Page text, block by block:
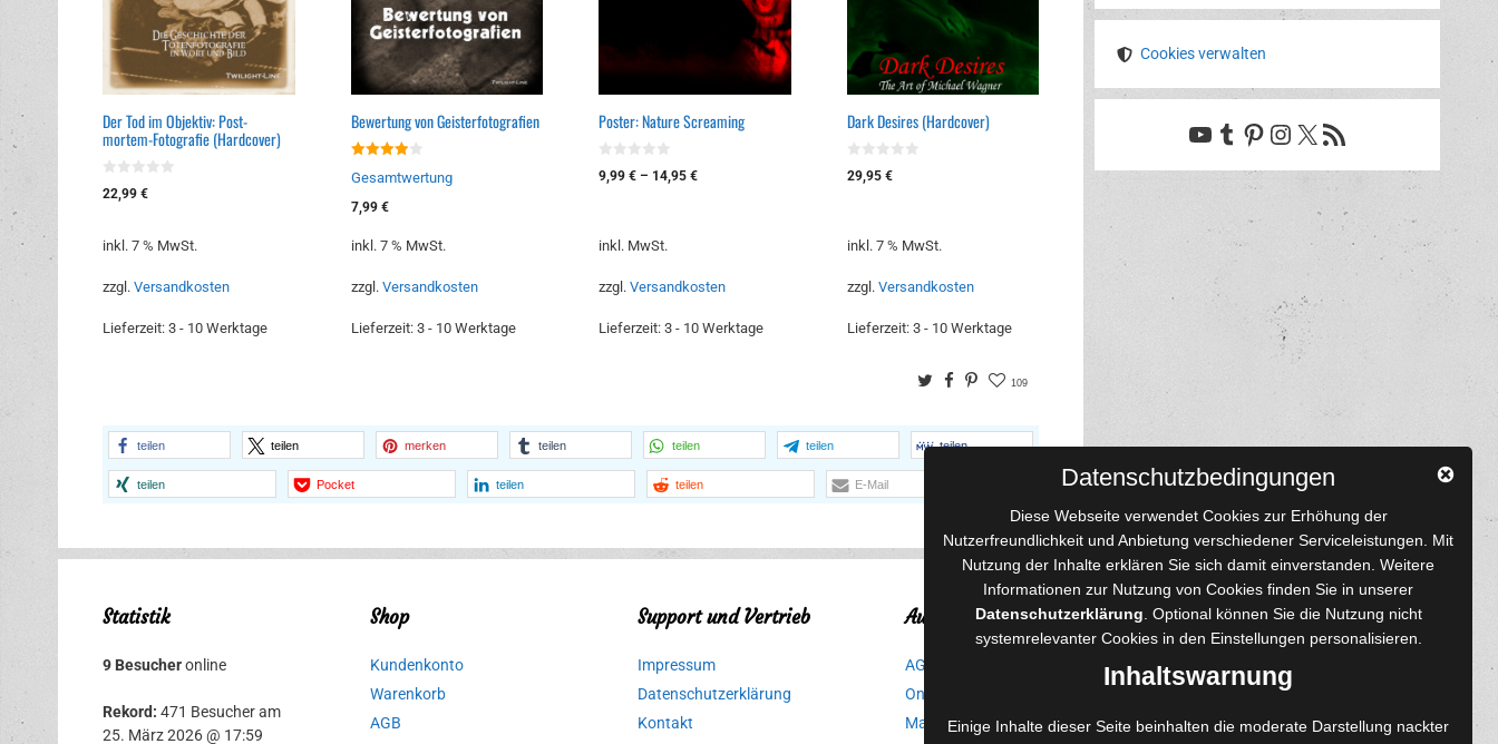
Der Tod im Objektiv: Post-
mortem-Fotografie (Hardcover)
0
v
5
22,99 €
inkl. 7 % MwSt.
zzgl. Versandkosten
Lieferzeit: 3 - 10 Werktage
Bewertung von Geisterfotografien
von 5
Gesamtwertung
7,99 €
inkl. 7 % MwSt.
zzgl. Versandkosten
Lieferzeit: 3 - 10 Werktage
Poster: Nature Screaming
0
v
9,99 € – 14,95 €
inkl. MwSt.
zzgl. Versandkosten
Lieferzeit: 3 - 10 Werktage
Dark Desires (Hardcover)
0
v
29,95 €
inkl. 7 % MwSt.
zzgl. Versandkosten
Lieferzeit: 3 - 10 Werktage
TwitterFacebook
Pinterest
109
teilen teilen merken teilen teilen teilen teilen
teilen Pocket teilen teilen E-Mail
Cookies verwalten
YouTube
Tumblr
Pinterest
Instagram
X RSS-Feed
Statistik
9 Besucheronline
Rekord: 471 Besucher am
25. März 2026 @ 17:59
Shop
Kundenkonto
Warenkorb
AGB
Support und Vertrieb
Impressum
Datenschutzerklärung
Kontakt
Autorinnen und Autoren
AGB für Medienprojekte
Online-Artikel
Manuskripte einreichen
Content-Design
Fotorestauration
Creative Artwork
Datenschutzbedingungen
Diese Webseite verwendet Cookies zur Erhöhung der
Nutzerfreundlichkeit und Anbietung verschiedener Serviceleistungen. Mit
Nutzung der Inhalte erklären Sie sich damit einverstanden. Weitere
Informationen zur Nutzung von Cookies finden Sie in unserer
Datenschutzerklärung . Optional können Sie die Nutzung nicht
systemrelevanter Cookies in den Einstellungen personalisieren.
Inhaltswarnung
Einige Inhalte dieser Seite beinhalten die moderate Darstellung nackter